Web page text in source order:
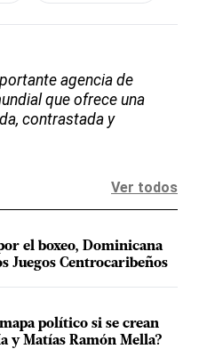
agencia de
que ofrece una
contrastada y
Ver todos
el boxeo, Dominicana
Juegos Centrocaribeños
político si se crean
y Matías Ramón Mella?